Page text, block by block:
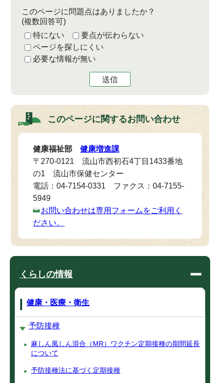
このページに問題点はありましたか？
(複数回答可)
特にない
要点が伝わらない
ページを探しにくい
必要な情報が無い
送信
このページに関するお問い合わせ
健康福祉部健康増進課
〒270-0121 流山市西初石4丁目1433番地
の1 流山市保健センター
電話：04-7154-0331 ファクス：04-7155-
5949
お問い合わせは専用フォームをご利用く
ださい。
くらしの情報
健康・医療・衛生
予防接種
麻しん風しん混合（MR）ワクチン定期接種の期間延長
について
予防接種法に基づく定期接種